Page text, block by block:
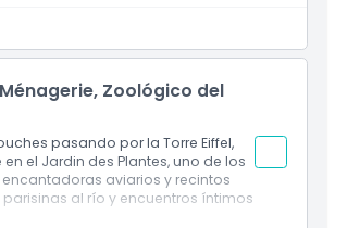
Zoológico del
pasando por la Torre Eiffel,
el Jardin des Plantes, uno de los
aviarios y recintos
al río y encuentros íntimos